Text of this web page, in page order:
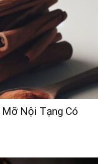
Mỡ Nội Tạng Có